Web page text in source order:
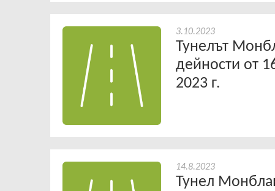
3.10.2023
Тунелът
дейности от
2023 г.
14.8.2023
Тунел